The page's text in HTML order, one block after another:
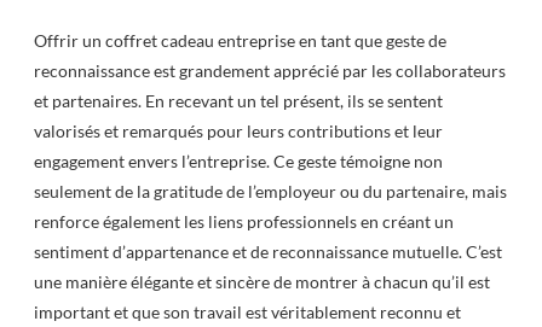
Offrir un coffret cadeau entreprise en tant que geste de
reconnaissance est grandement apprécié par les collaborateurs
et partenaires. En recevant un tel présent, ils se sentent
valorisés et remarqués pour leurs contributions et leur
engagement envers l’entreprise. Ce geste témoigne non
seulement de la gratitude de l’employeur ou du partenaire, mais
renforce également les liens professionnels en créant un
sentiment d’appartenance et de reconnaissance mutuelle. C’est
une manière élégante et sincère de montrer à chacun qu’il est
important et que son travail est véritablement reconnu et